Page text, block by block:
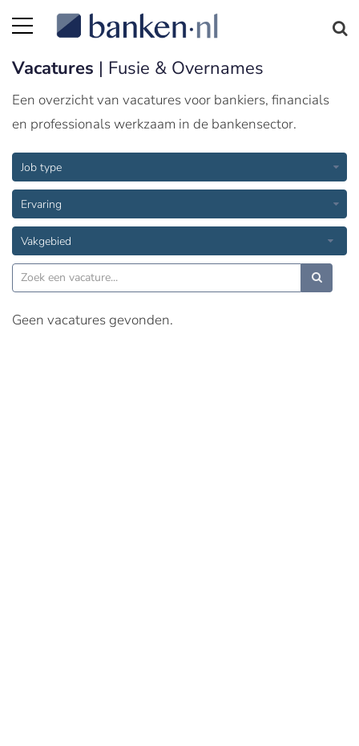
Vacatures | Fusie & Overnames
Een overzicht van vacatures voor bankiers, financials
en professionals werkzaam in de bankensector.
Job type
Ervaring
Vakgebied
Geen vacatures gevonden.